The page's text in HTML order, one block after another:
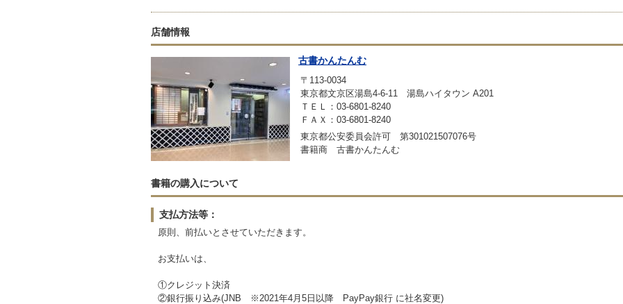
店舗情報
古書かんたんむ
〒113-0034
東京都文京区湯島4-6-11 湯島ハイタウン A201
ＴＥＬ：03-6801-8240
ＦＡＸ：03-6801-8240
東京都公安委員会許可 第301021507076号
書籍商 古書かんたんむ
書籍の購入について
支払方法等：
原則、前払いとさせていただきます。
お支払いは、
①クレジット決済
②銀行振り込み(JNB ※2021年4月5日以降 PayPay銀行 に社名変更)